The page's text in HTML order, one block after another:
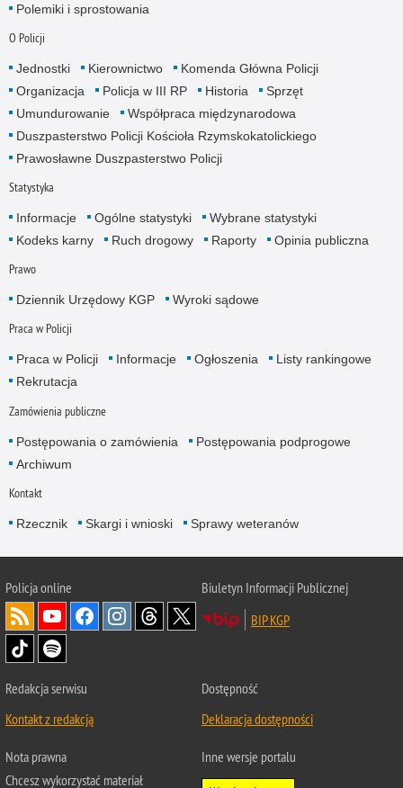
Polemiki i sprostowania
O Policji
Jednostki Kierownictwo
Komenda Główna Policji
Organizacja
Policja w III RP Historia
Sprzęt
Umundurowanie
Współpraca międzynarodowa
Duszpasterstwo Policji Kościoła Rzymskokatolickiego
Prawosławne Duszpasterstwo Policji
Statystyka
Informacje Ogólne statystyki
Wybrane statystyki
Kodeks karny
Ruch drogowy Raporty Opinia publiczna
Prawo
Dziennik Urzędowy KGP Wyroki sądowe
Praca w Policji
Praca w Policji Informacje Ogłoszenia
Listy rankingowe
Rekrutacja
Zamówienia publiczne
Postępowania o zamówienia
Postępowania podprogowe
Archiwum
Kontakt
Rzecznik Skargi i wnioski Sprawy weteranów
Policjaonline
Biuletyn Informacji Publicznej
BIP KGP
Redakcja serwisu
Kontakt z redakcją
Dostępność
Deklaracja dostępności
Nota prawna
Chcesz wykorzystać materiał
Inne wersje portalu